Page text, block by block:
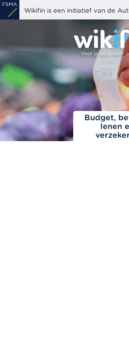
Overslaan
en
inhoud
gaan
Wikifin is een initiatief van de
Budget,
lenen